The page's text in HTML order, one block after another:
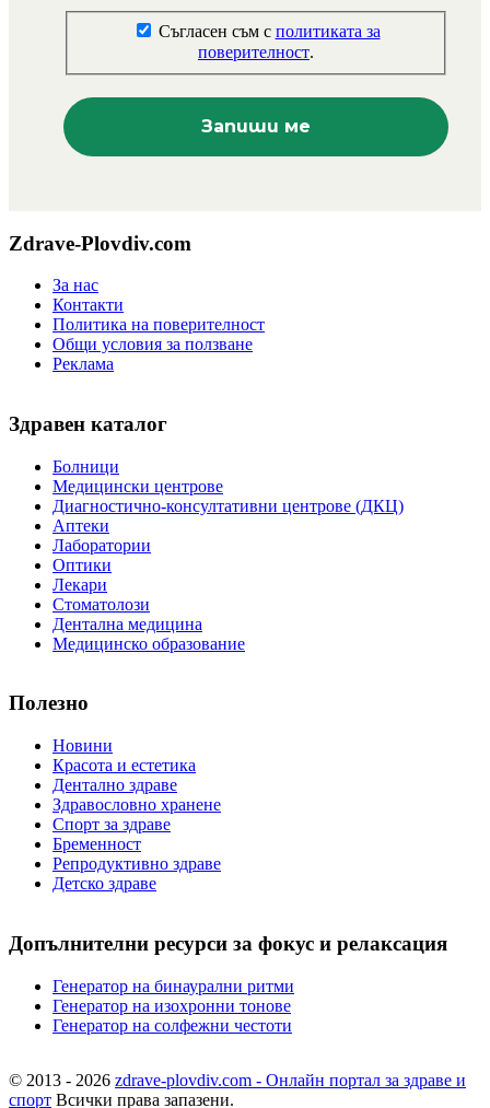
Съгласен съм с политиката за
поверителност.
Zdrave-Plovdiv.com
За нас
Контакти
Политика на поверителност
Общи условия за ползване
Реклама
Здравен каталог
Болници
Медицински центрове
Диагностично-консултативни центрове (ДКЦ)
Аптеки
Лаборатории
Оптики
Лекари
Стоматолози
Дентална медицина
Медицинско образование
Полезно
Новини
Красота и естетика
Дентално здраве
Здравословно хранене
Спорт за здраве
Бременност
Репродуктивно здраве
Детско здраве
Допълнителни ресурси за фокус и релаксация
Генератор на бинаурални ритми
Генератор на изохронни тонове
Генератор на солфежни честоти
© 2013 - 2026 zdrave-plovdiv.com - Онлайн портал за здраве и
спорт Всички права запазени.